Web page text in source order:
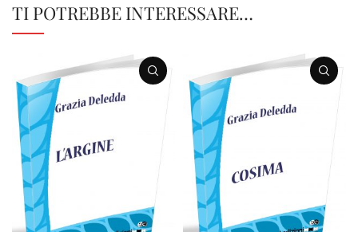
TI POTREBBE INTERESSARE…